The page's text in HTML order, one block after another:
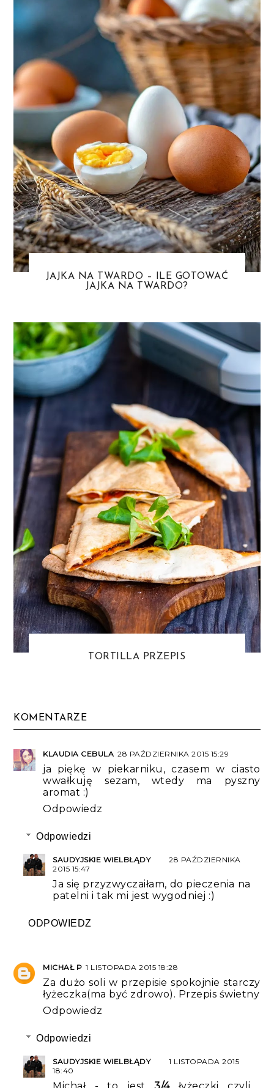
JAJKA NA TWARDO – ILE GOTOWAĆ
JAJKA NA TWARDO?
TORTILLA PRZEPIS
KOMENTARZE
KLAUDIA CEBULA 28 PAŹDZIERNIKA 2015 15:29
ja piękę w piekarniku, czasem w ciasto
wwałkuję sezam, wtedy ma pyszny
aromat :)
Odpowiedz
Odpowiedzi
SAUDYJSKIE WIELBŁĄDY
28 PAŹDZIERNIKA
2015 15:47
Ja się przyzwyczaiłam, do pieczenia na
patelni i tak mi jest wygodniej :)
ODPOWIEDZ
MICHAŁ P 1 LISTOPADA 2015 18:28
Za dużo soli w przepisie spokojnie starczy
łyżeczka(ma być zdrowo). Przepis świetny
Odpowiedz
Odpowiedzi
SAUDYJSKIE WIELBŁĄDY
1 LISTOPADA 2015
18:40